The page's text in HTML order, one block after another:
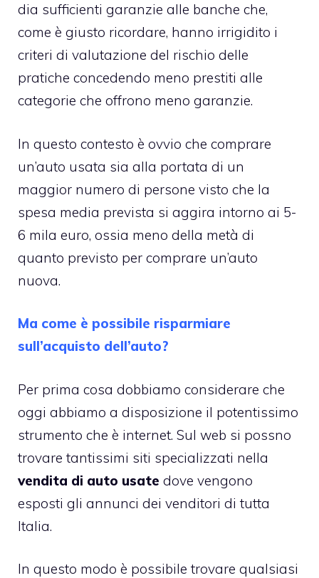
dia sufficienti garanzie alle banche che,
come è giusto ricordare, hanno irrigidito i
criteri di valutazione del rischio delle
pratiche concedendo meno prestiti alle
categorie che offrono meno garanzie.
In questo contesto è ovvio che comprare
un’auto usata sia alla portata di un
maggior numero di persone visto che la
spesa media prevista si aggira intorno ai 5-
6 mila euro, ossia meno della metà di
quanto previsto per comprare un’auto
nuova.
Ma come è possibile risparmiare
sull’acquisto dell’auto?
Per prima cosa dobbiamo considerare che
oggi abbiamo a disposizione il potentissimo
strumento che è internet. Sul web si possno
trovare tantissimi siti specializzati nella
vendita di auto usate dove vengono
esposti gli annunci dei venditori di tutta
Italia.
In questo modo è possibile trovare qualsiasi